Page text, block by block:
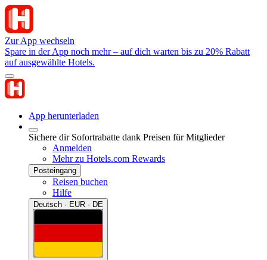
Zur App wechseln
Spare in der App noch mehr – auf dich warten bis zu 20% Rabatt
auf ausgewählte Hotels.
App herunterladen
Sichere dir Sofortrabatte dank Preisen für Mitglieder
Anmelden
Mehr zu Hotels.com Rewards
Posteingang
Reisen buchen
Hilfe
Deutsch · EUR · DE